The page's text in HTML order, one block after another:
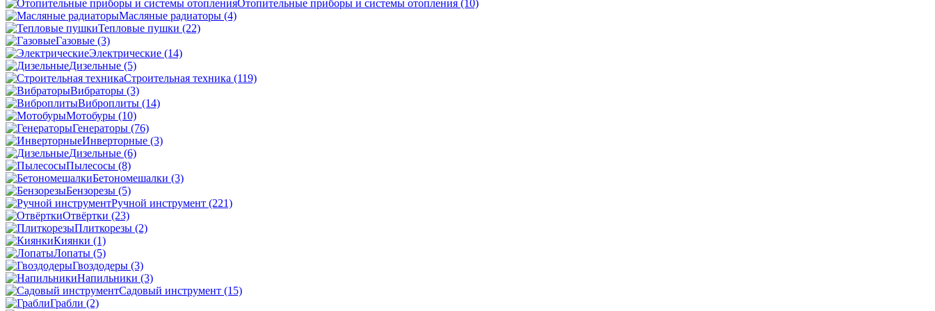
Отопительные приборы и системы отопления (10)
Масляные радиаторы (4)
Тепловые пушки (22)
Газовые (3)
Электрические (14)
Дизельные (5)
Строительная техника (119)
Вибраторы (3)
Виброплиты (14)
Мотобуры (10)
Генераторы (76)
Инверторные (3)
Дизельные (6)
Пылесосы (8)
Бетономешалки (3)
Бензорезы (5)
Ручной инструмент (221)
Отвёртки (23)
Плиткорезы (2)
Киянки (1)
Лопаты (5)
Гвоздодеры (3)
Напильники (3)
Садовый инструмент (15)
Грабли (2)